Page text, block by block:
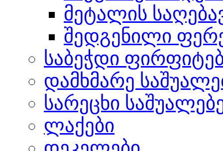
მეტალის
შედგენილი
საბეჭდი
დამხმარე
სარეცხი
ლაქები